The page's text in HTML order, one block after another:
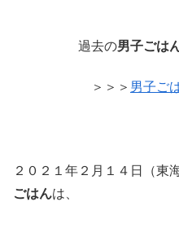
過去の男子ごは
＞＞＞ 男子ご
２０２１年２月１４日（東
ごはんは、